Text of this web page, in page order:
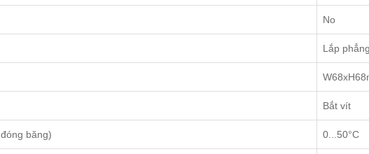
No
Lắp phẳng
Bắt vít
băng) 0...50°C